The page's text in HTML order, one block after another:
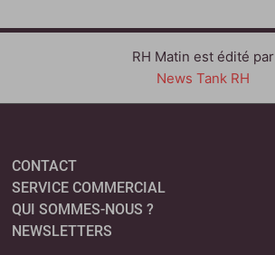
RH Matin est édité par
News Tank RH
CONTACT
SERVICE COMMERCIAL
QUI SOMMES-NOUS ?
NEWSLETTERS